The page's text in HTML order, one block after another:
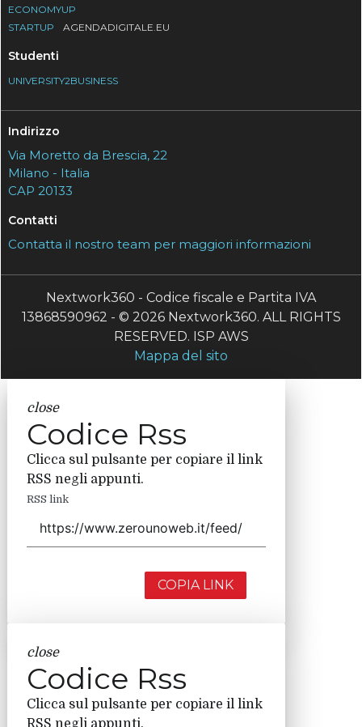
ECONOMYUP
STARTUP
AGENDADIGITALE.EU
Studenti
UNIVERSITY2BUSINESS
Indirizzo
Via Moretto da Brescia, 22
Milano - Italia
CAP 20133
Contatti
Contatta il nostro team per maggiori informazioni
Nextwork360 - Codice fiscale e Partita IVA
13868590962 - © 2026 Nextwork360. ALL RIGHTS
RESERVED. ISP AWS
Mappa del sito
close
Codice Rss
Clicca sul pulsante per copiare il link
RSS negli appunti.
RSS link
COPIA LINK
close
Codice Rss
Clicca sul pulsante per copiare il link